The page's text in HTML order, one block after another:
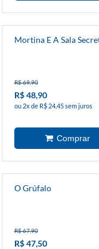
Mortina E A Sala
R$ 69,90
R$ 48,90
ou 2x de R$ 24,45 sem juros
O Grúfalo
R$ 67,90
R$ 47,50